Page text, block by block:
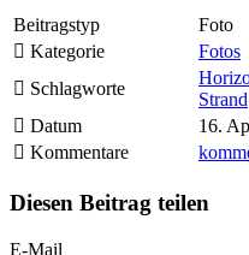
Beitragstyp
Foto
Kategorie
Fotos
Schlagworte
Strand
Datum
16.
Kommentare
Diesen Beitrag teilen
E-Mail